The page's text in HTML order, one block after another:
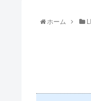
ホーム